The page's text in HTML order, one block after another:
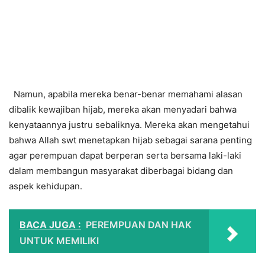
Namun, apabila mereka benar-benar memahami alasan
dibalik kewajiban hijab, mereka akan menyadari bahwa
kenyataannya justru sebaliknya. Mereka akan mengetahui
bahwa Allah swt menetapkan hijab sebagai sarana penting
agar perempuan dapat berperan serta bersama laki-laki
dalam membangun masyarakat diberbagai bidang dan
aspek kehidupan.
BACA JUGA : PEREMPUAN DAN HAK
UNTUK MEMILIKI